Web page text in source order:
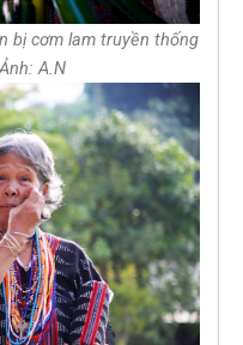
bị cơm lam truyền thống
A.N